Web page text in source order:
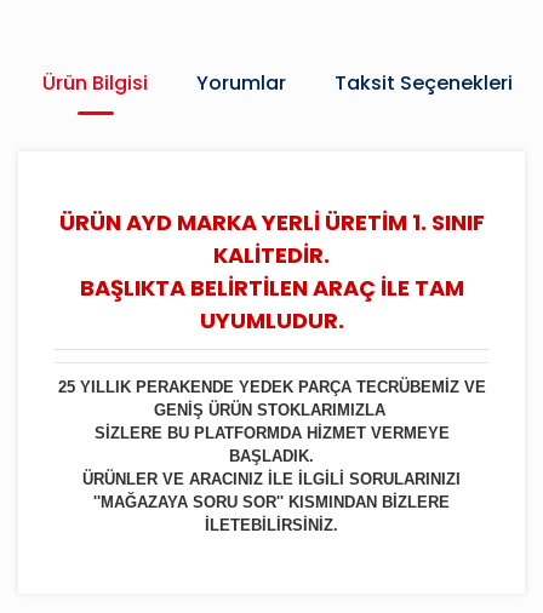
Ürün Bilgisi Yorumlar Taksit Seçenekleri
ÜRÜN AYD MARKA YERLİ ÜRETİM 1. SINIF
KALİTEDİR.
BAŞLIKTA BELİRTİLEN ARAÇ İLE TAM
UYUMLUDUR.
25 YILLIK PERAKENDE YEDEK PARÇA TECRÜBEMİZ VE
GENİŞ ÜRÜN STOKLARIMIZLA
SİZLERE BU PLATFORMDA HİZMET VERMEYE
BAŞLADIK.
ÜRÜNLER VE ARACINIZ İLE İLGİLİ SORULARINIZI
''MAĞAZAYA SORU SOR'' KISMINDAN BİZLERE
İLETEBİLİRSİNİZ.